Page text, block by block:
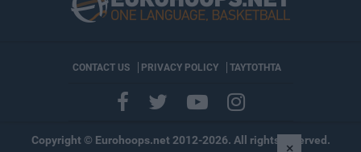
CONTACT US PRIVACY POLICY ΤΑΥΤΟΤΗΤΑ
Copyright © Eurohoops.net 2012-2026. All rights reserved.
×